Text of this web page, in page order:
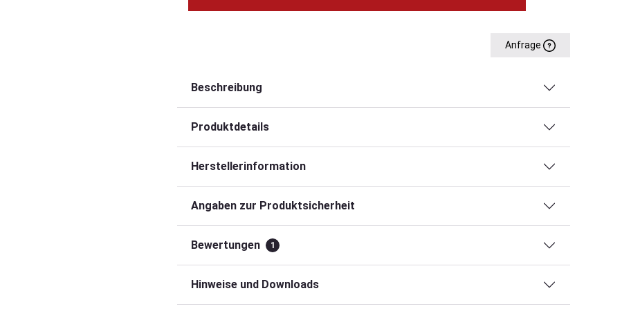
Anfrage
Beschreibung
Produktdetails
Herstellerinformation
Angaben zur Produktsicherheit
Bewertungen 1
Hinweise und Downloads